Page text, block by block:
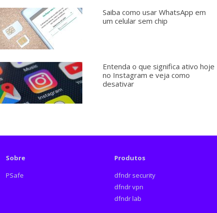
Saiba como usar WhatsApp em
um celular sem chip
Entenda o que significa ativo hoje
no Instagram e veja como
desativar
Sobre
PSafe
Produtos
dfndr security
dfndr vpn
dfndr lab